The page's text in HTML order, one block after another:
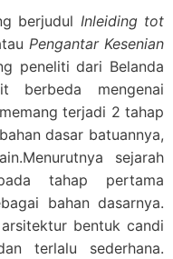
berjudul Inleiding tot
Pengantar Kesenian
peneliti dari Belanda
berbeda mengenai
terjadi 2 tahap
dasar batuannya,
sejarah
tahap pertama
bahan dasarnya.
bentuk candi
terlalu sederhana.